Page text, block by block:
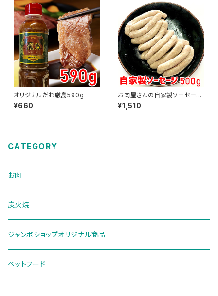
オリジナルだれ厳島590g
¥660
お肉屋さんの自家製ソーセージ
500g
¥1,510
CATEGORY
お肉
炭火焼
ジャンボショップオリジナル商品
ペットフード